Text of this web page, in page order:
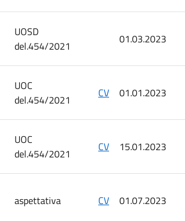
UOSD
del.454/2021
01.03.2023
UOC
del.454/2021
CV 01.01.2023
UOC
del.454/2021
CV 15.01.2023
aspettativa CV 01.07.2023